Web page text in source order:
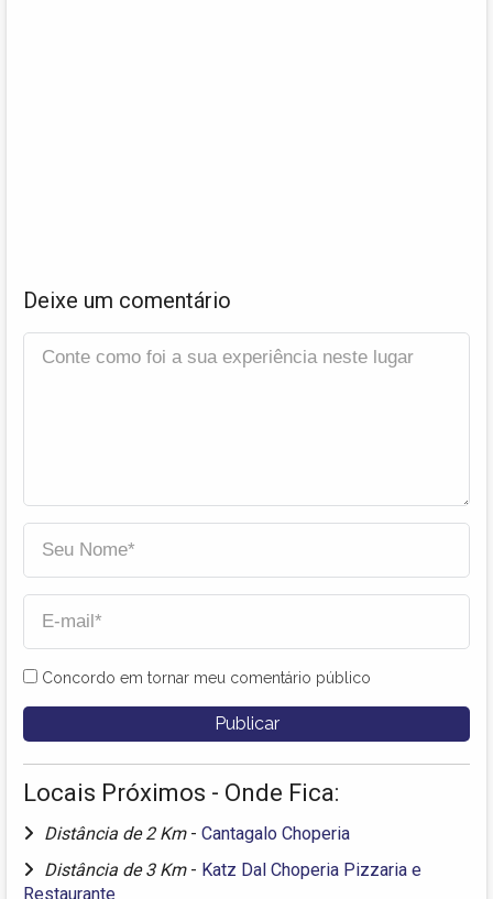
Deixe um comentário
Concordo em tornar meu comentário público
Locais Próximos - Onde Fica:
Distância de 2 Km - Cantagalo Choperia
Distância de 3 Km - Katz Dal Choperia Pizzaria e
Restaurante